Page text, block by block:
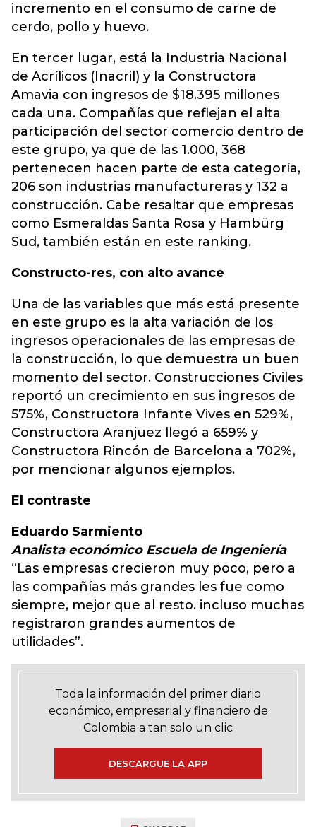
incremento en el consumo de carne de
cerdo, pollo y huevo.
En tercer lugar, está la Industria Nacional
de Acrílicos (Inacril) y la Constructora
Amavia con ingresos de $18.395 millones
cada una. Compañías que reflejan el alta
participación del sector comercio dentro de
este grupo, ya que de las 1.000, 368
pertenecen hacen parte de esta categoría,
206 son industrias manufactureras y 132 a
construcción. Cabe resaltar que empresas
como Esmeraldas Santa Rosa y Hambürg
Sud, también están en este ranking.
Constructo-res, con alto avance
Una de las variables que más está presente
en este grupo es la alta variación de los
ingresos operacionales de las empresas de
la construcción, lo que demuestra un buen
momento del sector. Construcciones Civiles
reportó un crecimiento en sus ingresos de
575%, Constructora Infante Vives en 529%,
Constructora Aranjuez llegó a 659% y
Constructora Rincón de Barcelona a 702%,
por mencionar algunos ejemplos.
El contraste
Eduardo Sarmiento
Analista económico Escuela de Ingeniería
“Las empresas crecieron muy poco, pero a
las compañías más grandes les fue como
siempre, mejor que al resto. incluso muchas
registraron grandes aumentos de
utilidades”.
Toda la información del primer diario
económico, empresarial y financiero de
Colombia a tan solo un clic
DESCARGUE LA APP